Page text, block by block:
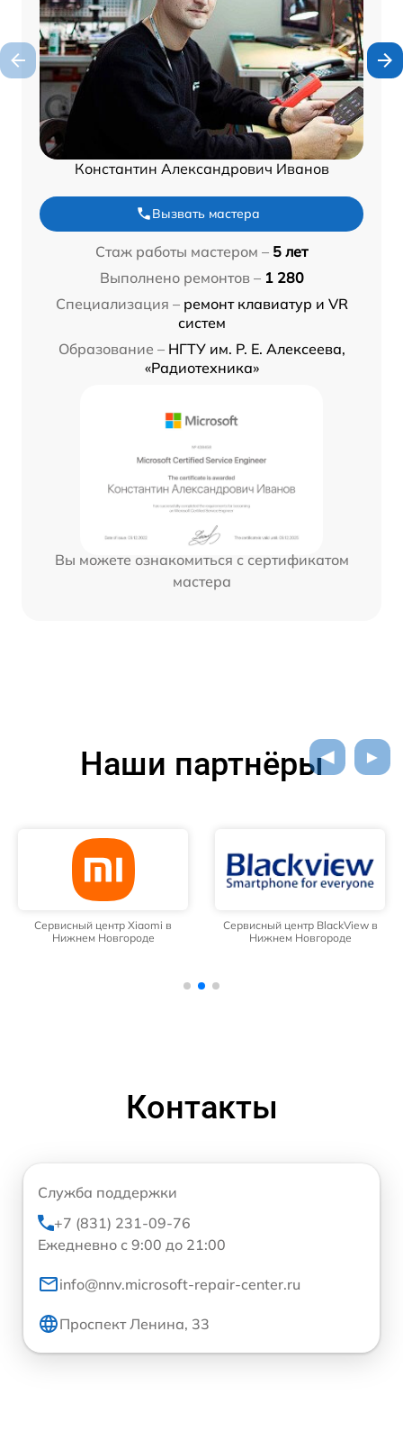
Константин Александрович Иванов
Вызвать мастера
Стаж работы мастером – 5 лет
Выполнено ремонтов – 1 280
Специализация – ремонт клавиатур и VR
систем
Образование – НГТУ им. Р. Е. Алексеева,
«Радиотехника»
Вы можете ознакомиться с сертификатом
мастера
Наши партнёры
Сервисный центр Xiaomi в
Нижнем Новгороде
Сервисный центр BlackView в
Нижнем Новгороде
Контакты
Служба поддержки
+7 (831) 231-09-76
Ежедневно с 9:00 до 21:00
info@nnv.microsoft-repair-center.ru
Проспект Ленина, 33